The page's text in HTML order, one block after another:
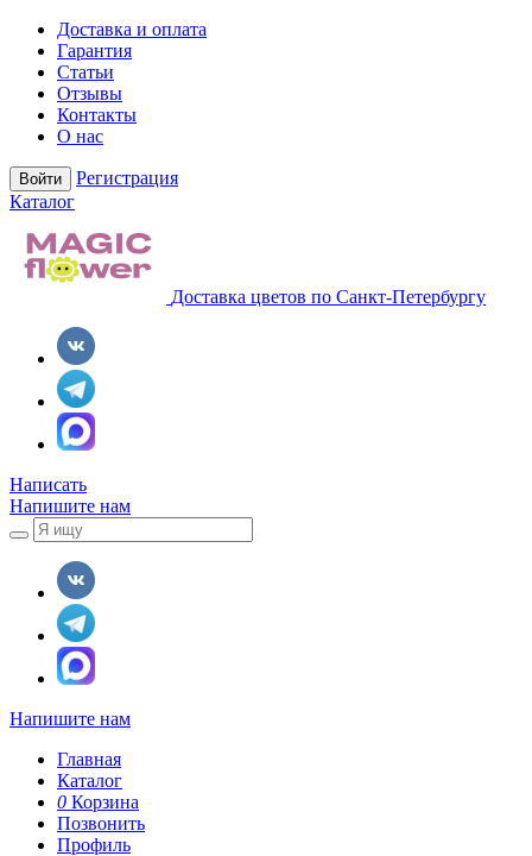
Доставка и оплата
Гарантия
Статьи
Отзывы
Контакты
О нас
Войти
Регистрация
Каталог
Доставка цветов по Санкт-Петербургу
Написать
Напишите нам
Напишите нам
Главная
Каталог
0 Корзина
Позвонить
Профиль